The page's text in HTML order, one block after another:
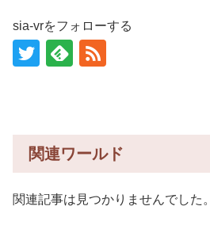
sia-vrをフォローする
関連ワールド
関連記事は見つかりませんでした。